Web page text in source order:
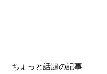
ちょっと話題の記事